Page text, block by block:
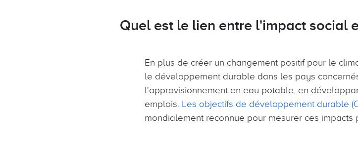
Quel est le lien entre l'impact social
En plus de créer un changement positif pour le
le développement durable dans les pays
l'approvisionnement en eau potable, en
emplois. Les objectifs de développement durable
mondialement reconnue pour mesurer ces impacts